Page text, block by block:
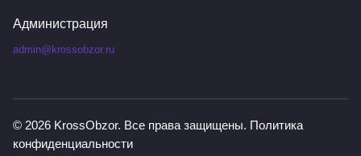
Администрация
admin@krossobzor.ru
© 2026 KrossObzor. Все права защищены. Политика
конфиденциальности